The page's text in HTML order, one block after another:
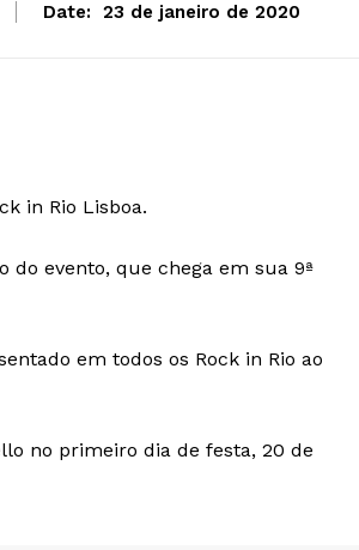
Date: 23 de janeiro de 2020
in Rio Lisboa.
evento, que chega em sua 9ª
em todos os Rock in Rio ao
no primeiro dia de festa, 20 de